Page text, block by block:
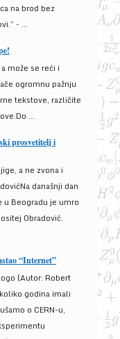
na brod bez
- ...
može se reći i
ogromnu pažnju
tekstove, različite
...
prosvetitelj i
a ne zvona i
današnji dan
u Beogradu je umro
Obradović.
“Internet”
(Autor: Robert
godina imali
o CERN-u,